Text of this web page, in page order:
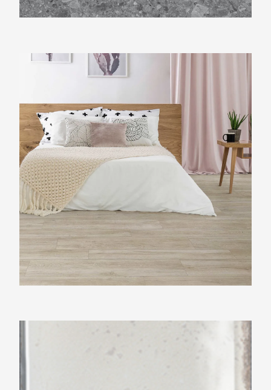
Beste Koop 200X1210 Devon Rovere
Beste Koop 065X202 Voque Neutro